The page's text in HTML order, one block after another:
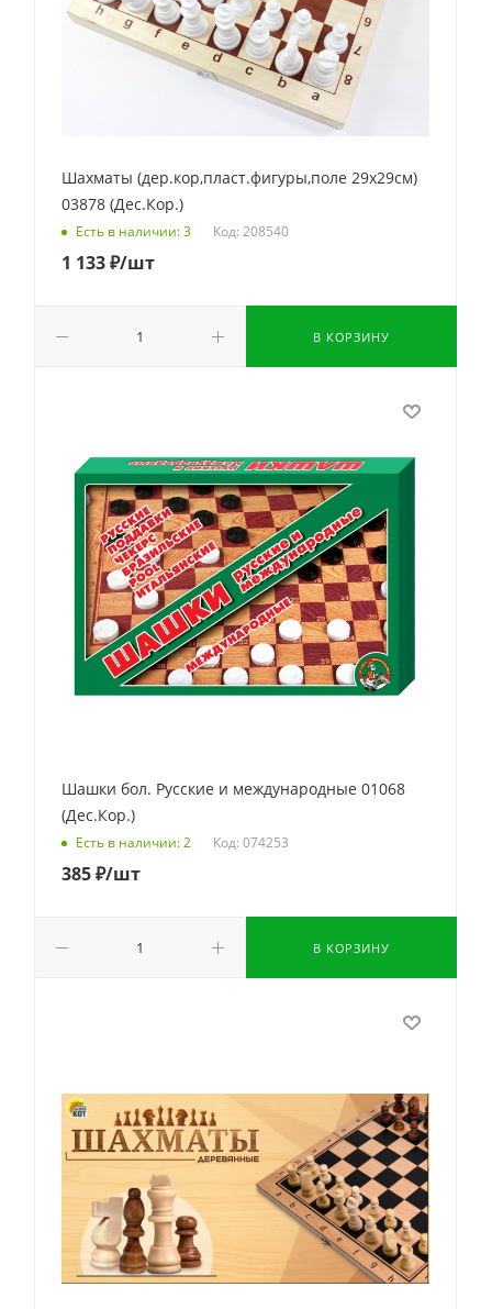
Шахматы (дер.кор,пласт.фигуры,поле 29х29см)
03878 (Дес.Кор.)
Есть в наличии: 3 Код: 208540
1 133₽/шт
В КОРЗИНУ
Шашки бол. Русские и международные 01068
(Дес.Кор.)
Есть в наличии: 2 Код: 074253
385₽/шт
В КОРЗИНУ